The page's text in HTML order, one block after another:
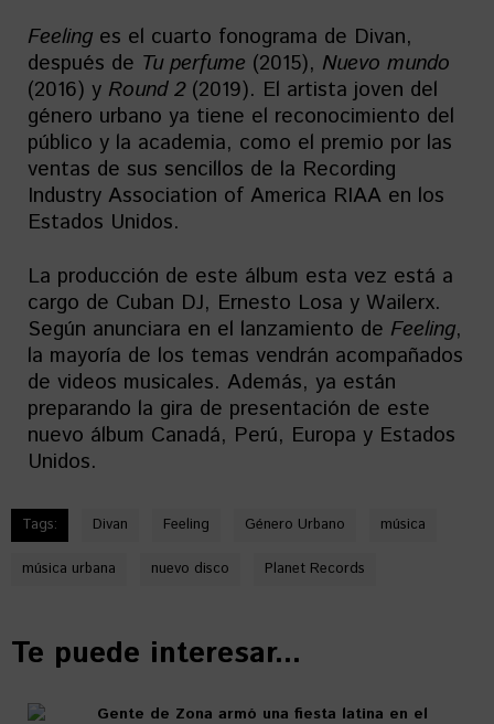
Feeling es el cuarto fonograma de Divan,
después de Tu perfume (2015), Nuevo mundo
(2016) y Round 2(2019). El artista joven del
género urbano ya tiene el reconocimiento del
público y la academia, como el premio por las
ventas de sus sencillos de la Recording
Industry Association of America RIAA en los
Estados Unidos.
La producción de este álbum esta vez está a
cargo de Cuban DJ, Ernesto Losa y Wailerx.
Según anunciara en el lanzamiento de Feeling,
la mayoría de los temas vendrán acompañados
de videos musicales. Además, ya están
preparando la gira de presentación de este
nuevo álbum Canadá, Perú, Europa y Estados
Unidos.
Tags: Divan Feeling Género Urbano música
música urbana nuevo disco Planet Records
Te puede interesar...
Gente de Zona armó una fiesta latina en el